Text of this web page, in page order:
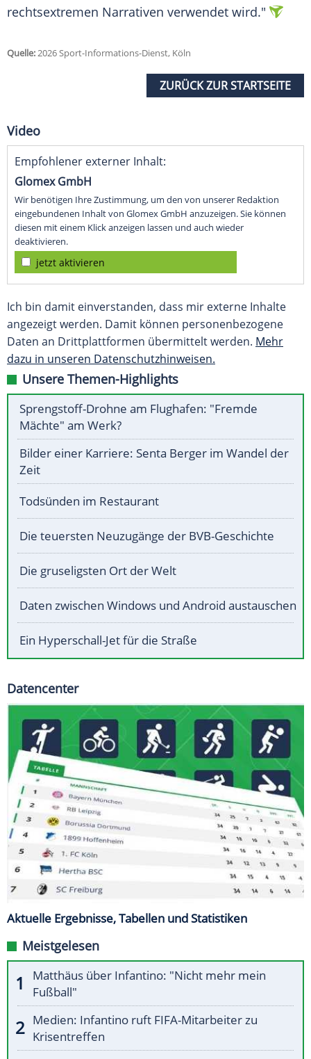
rechtsextremen Narrativen verwendet wird."
Quelle:2026 Sport-Informations-Dienst, Köln
ZURÜCK ZUR STARTSEITE
Video
Empfohlener externer Inhalt:
Glomex GmbH
Wir benötigen Ihre Zustimmung, um den von unserer Redaktion
eingebundenen Inhalt von Glomex GmbH anzuzeigen. Sie können
diesen mit einem Klick anzeigen lassen und auch wieder
deaktivieren.
jetzt aktivieren
Ich bin damit einverstanden, dass mir externe Inhalte
angezeigt werden. Damit können personenbezogene
Daten an Drittplattformen übermittelt werden. Mehr
dazu in unseren Datenschutzhinweisen.
Unsere Themen-Highlights
Sprengstoff-Drohne am Flughafen: "Fremde
Mächte" am Werk?
Bilder einer Karriere: Senta Berger im Wandel der
Zeit
Todsünden im Restaurant
Die teuersten Neuzugänge der BVB-Geschichte
Die gruseligsten Ort der Welt
Daten zwischen Windows und Android austauschen
Ein Hyperschall-Jet für die Straße
Datencenter
Aktuelle Ergebnisse, Tabellen und Statistiken
Meistgelesen
Matthäus über Infantino: "Nicht mehr mein
Fußball"
Medien: Infantino ruft FIFA-Mitarbeiter zu
Krisentreffen